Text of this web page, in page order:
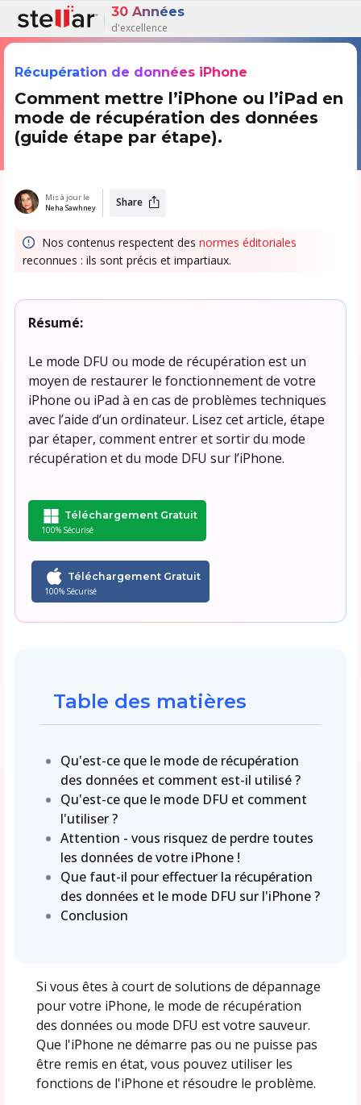
30 Années
d'excellence
Récupération de données iPhone
Comment mettre l’iPhone ou l’iPad en
mode de récupération des données
(guide étape par étape).
Mis à jour le
Neha Sawhney Share
Nos contenus respectent des normes éditoriales
reconnues : ils sont précis et impartiaux.
Résumé:
Le mode DFU ou mode de récupération est un
moyen de restaurer le fonctionnement de votre
iPhone ou iPad à en cas de problèmes techniques
avec l’aide d’un ordinateur. Lisez cet article, étape
par étaper, comment entrer et sortir du mode
récupération et du mode DFU sur l’iPhone.
Téléchargement Gratuit
100% Sécurisé
Téléchargement Gratuit
100% Sécurisé
Table des matières
Qu'est-ce que le mode de récupération
des données et comment est-il utilisé ?
Qu'est-ce que le mode DFU et comment
l'utiliser ?
Attention - vous risquez de perdre toutes
les données de votre iPhone !
Que faut-il pour effectuer la récupération
des données et le mode DFU sur l'iPhone ?
Conclusion
Si vous êtes à court de solutions de dépannage
pour votre iPhone, le mode de récupération
des données ou mode DFU est votre sauveur.
Que l'iPhone ne démarre pas ou ne puisse pas
être remis en état, vous pouvez utiliser les
fonctions de l'iPhone et résoudre le problème.